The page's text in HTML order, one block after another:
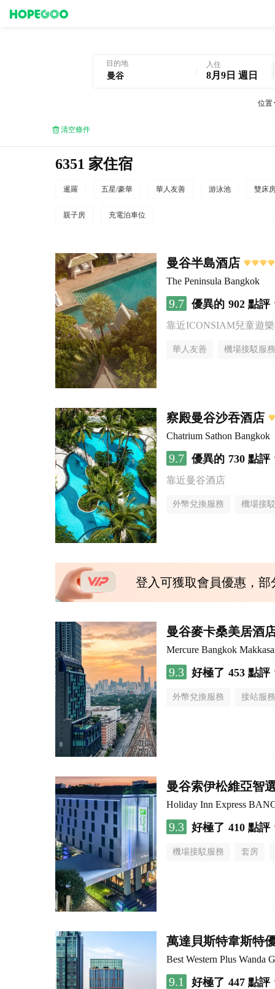
目的地 入住
8月9日 週日
位置
清空條件
6351 家住宿
暹羅 五星/豪華 華人友善 游泳池 雙床
親子房 充電泊車位
曼谷半島酒店
The Peninsula Bangkok
9.7 優異的 902 點評
靠近ICONSIAM兒童遊
華人友善 機場接駁服務
察殿曼谷沙吞酒店
Chatrium Sathon Bangkok
9.7 優異的 730 點評
靠近曼谷酒店
外幣兌換服務 機場接
登入可獲取會員優惠，
曼谷麥卡桑美居酒
Mercure Bangkok
9.3 好極了 453 點評
外幣兌換服務 接站服務
曼谷索伊松維亞智
Holiday Inn Express
9.3 好極了 410 點評
機場接駁服務 套房
萬達貝斯特韋斯特
Best Western Plus Wanda
9.1 好極了 447 點評